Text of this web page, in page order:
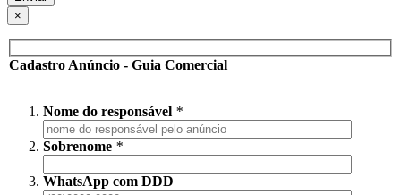
×
Cadastro Anúncio - Guia Comercial
Nome do responsável *
Sobrenome *
WhatsApp com DDD